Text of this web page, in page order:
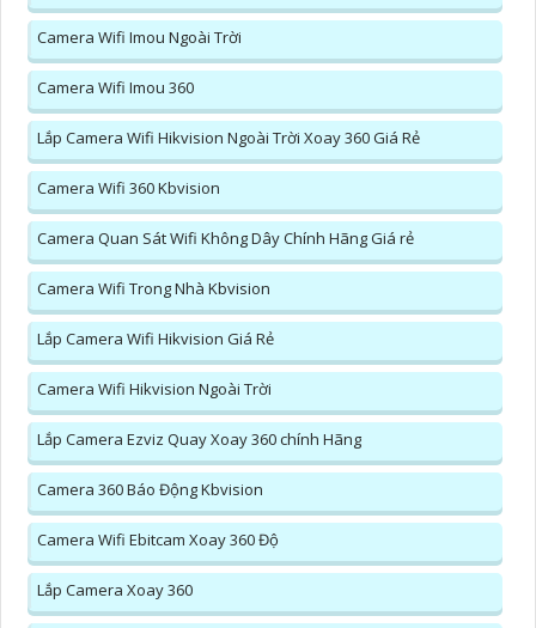
Camera Wifi Imou Ngoài Trời
Camera Wifi Imou 360
Lắp Camera Wifi Hikvision Ngoài Trời Xoay 360 Giá Rẻ
Camera Wifi 360 Kbvision
Camera Quan Sát Wifi Không Dây Chính Hãng Giá rẻ
Camera Wifi Trong Nhà Kbvision
Lắp Camera Wifi Hikvision Giá Rẻ
Camera Wifi Hikvision Ngoài Trời
Lắp Camera Ezviz Quay Xoay 360 chính Hãng
Camera 360 Báo Động Kbvision
Camera Wifi Ebitcam Xoay 360 Độ
Lắp Camera Xoay 360